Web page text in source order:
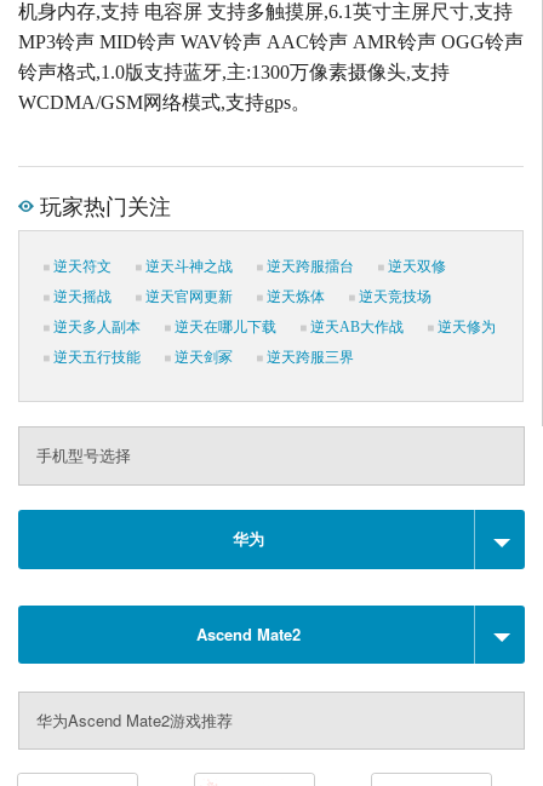
机身内存,支持 电容屏 支持多触摸屏,6.1英寸主屏尺寸,支持
MP3铃声 MID铃声 WAV铃声 AAC铃声 AMR铃声 OGG铃声
铃声格式,1.0版支持蓝牙,主:1300万像素摄像头,支持
WCDMA/GSM网络模式,支持gps。
玩家热门关注
逆天符文 逆天斗神之战 逆天跨服擂台
逆天双修
逆天摇战
逆天官网更新 逆天炼体
逆天竞技场
逆天多人副本
逆天在哪儿下载 逆天AB大作战
逆天修为
逆天五行技能
逆天剑冢 逆天跨服三界
手机型号选择
华为
Ascend Mate2
华为Ascend Mate2游戏推荐